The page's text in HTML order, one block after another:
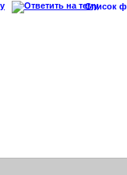
Список